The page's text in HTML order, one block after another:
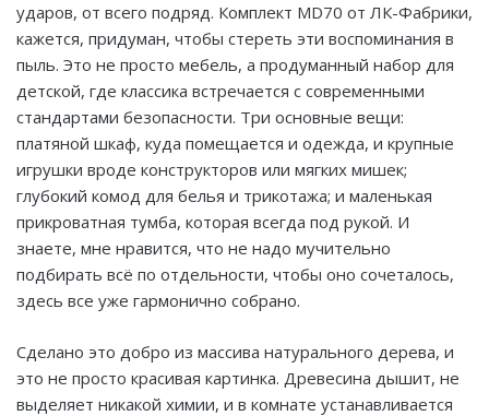
ударов, от всего подряд. Комплект MD70 от ЛК-Фабрики,
кажется, придуман, чтобы стереть эти воспоминания в
пыль. Это не просто мебель, а продуманный набор для
детской, где классика встречается с современными
стандартами безопасности. Три основные вещи:
платяной шкаф, куда помещается и одежда, и крупные
игрушки вроде конструкторов или мягких мишек;
глубокий комод для белья и трикотажа; и маленькая
прикроватная тумба, которая всегда под рукой. И
знаете, мне нравится, что не надо мучительно
подбирать всё по отдельности, чтобы оно сочеталось,
здесь все уже гармонично собрано.
Сделано это добро из массива натурального дерева, и
это не просто красивая картинка. Древесина дышит, не
выделяет никакой химии, и в комнате устанавливается